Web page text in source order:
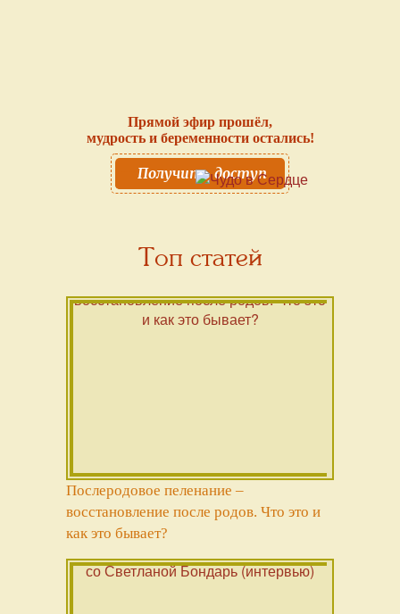
Прямой эфир прошёл,
мудрость и беременности остались!
Получить доступ
Топ статей
Послеродовое пеленание –
восстановление после родов. Что это и
как это бывает?